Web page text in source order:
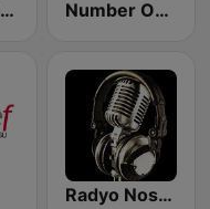
Radyo 2000 FM Number One Turk FM
Radyo Nostaljinin Sesi